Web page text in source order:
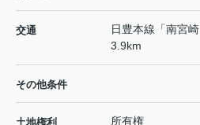
交通 日豊本線 「南宮崎
3.9km
その他条件
土地権利 所有権